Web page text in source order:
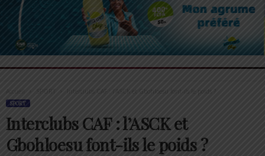
Accueil Interclubs CAF : l’ASCK et Gbohloesu font-ils le poids ?
SPORT
Interclubs CAF : l’ASCK et
Gbohloesu font-ils le poids ?